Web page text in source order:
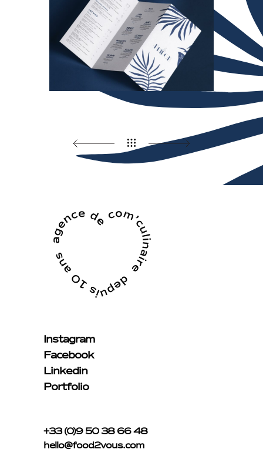
Instagram
Facebook
Linkedin
Portfolio
+33 (0)9 50 38 66 48
hello@food2vous.com